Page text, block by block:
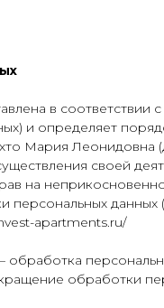
в
и определяет
Мария Леонидовна
своей
на
персональных
apartments.ru/
обработки